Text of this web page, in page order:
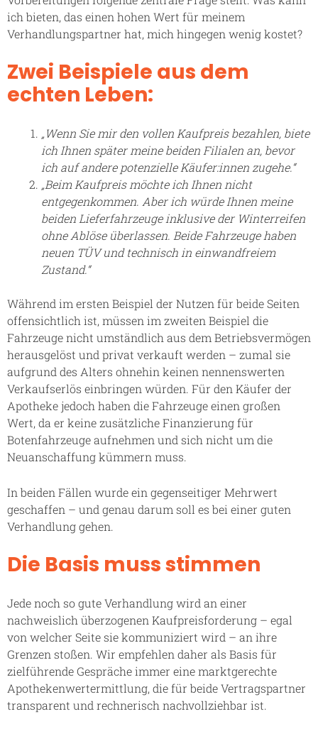
ich bieten, das einen hohen Wert für meinem
Verhandlungspartner hat, mich hingegen wenig kostet?
Zwei Beispiele aus dem
echten Leben:
„Wenn Sie mir den vollen Kaufpreis bezahlen, biete
ich Ihnen später meine beiden Filialen an, bevor
ich auf andere potenzielle Käufer:innen zugehe.“
„Beim Kaufpreis möchte ich Ihnen nicht
entgegenkommen. Aber ich würde Ihnen meine
beiden Lieferfahrzeuge inklusive der Winterreifen
ohne Ablöse überlassen. Beide Fahrzeuge haben
neuen TÜV und technisch in einwandfreiem
Zustand.“
Während im ersten Beispiel der Nutzen für beide Seiten
offensichtlich ist, müssen im zweiten Beispiel die
Fahrzeuge nicht umständlich aus dem Betriebsvermögen
herausgelöst und privat verkauft werden – zumal sie
aufgrund des Alters ohnehin keinen nennenswerten
Verkaufserlös einbringen würden. Für den Käufer der
Apotheke jedoch haben die Fahrzeuge einen großen
Wert, da er keine zusätzliche Finanzierung für
Botenfahrzeuge aufnehmen und sich nicht um die
Neuanschaffung kümmern muss.
In beiden Fällen wurde ein gegenseitiger Mehrwert
geschaffen – und genau darum soll es bei einer guten
Verhandlung gehen.
Die Basis muss stimmen
Jede noch so gute Verhandlung wird an einer
nachweislich überzogenen Kaufpreisforderung – egal
von welcher Seite sie kommuniziert wird – an ihre
Grenzen stoßen. Wir empfehlen daher als Basis für
zielführende Gespräche immer eine marktgerechte
Apothekenwertermittlung, die für beide Vertragspartner
transparent und rechnerisch nachvollziehbar ist.